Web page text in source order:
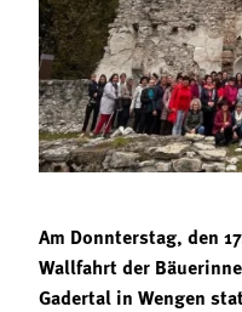
Mitgliedschaft
Landessekretariat
Bäuerliche Buffets
Hofgeschichten
Am Donnterstag, den
Wallfahrt der
Gadertal in Wengen